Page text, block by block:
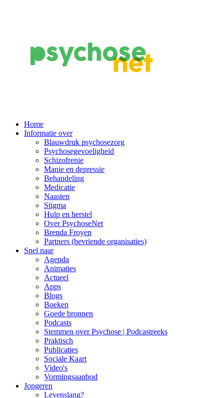
Main
Navigation
Home
Informatie over
Blauwdruk psychosezorg
Psychosegevoeligheid
Schizofrenie
Manie en depressie
Behandeling
Medicatie
Naasten
Stigma
Hulp en herstel
Over PsychoseNet
Brenda Froyen
Partners (bevriende organisaties)
Snel naar
Agenda
Animaties
Actueel
Apps
Blogs
Boeken
Goede bronnen
Podcasts
Stemmen over Psychose | Podcastreeks
Praktisch
Publicaties
Sociale Kaart
Video's
Vormingsaanbod
Jongeren
Levenslang?